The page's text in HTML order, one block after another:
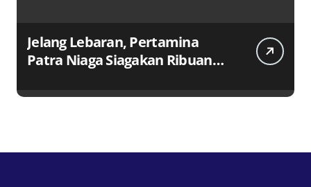
Jelang Lebaran, Pertamina
Patra Niaga Siagakan Ribuan